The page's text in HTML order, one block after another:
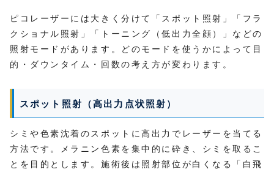
ピコレーザーには大きく分けて「スポット照射」「フラ
クショナル照射」「トーニング（低出力全顔）」などの
照射モードがあります。どのモードを使うかによって目
的・ダウンタイム・回数の考え方が変わります。
スポット照射（高出力点状照射）
シミや色素沈着のスポットに高出力でレーザーを当てる
方法です。メラニン色素を集中的に砕き、シミを取るこ
とを目的とします。施術後は照射部位が白くなる「白飛